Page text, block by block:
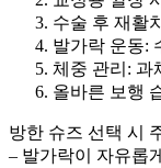
수술 후 재활
발가락 운동:
체중 관리: 과
올바른 보행
방한 슈즈 선택 시
– 발가락이 자유롭